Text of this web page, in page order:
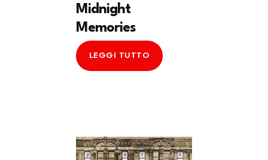
Midnight
Memories
LEGGI TUTTO